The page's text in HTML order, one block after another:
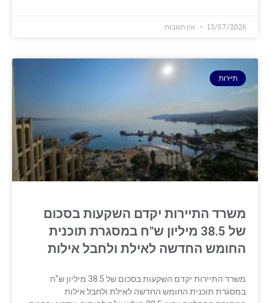
13/07/2026 אין תגובות
תיירות
משרד התיירות יקדם השקעות בסכום
של 38.5 מיליון ש"ח במסגרת תוכנית
החומש החדשה לאילת ולחבל אילות
משרד התיירות יקדם השקעות בסכום של 38.5 מיליון ש"ח
במסגרת תוכנית החומש החדשה לאילת ולחבל אילות